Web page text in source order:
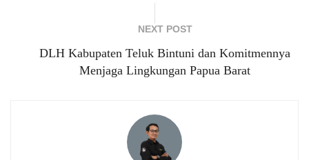
NEXT POST
DLH Kabupaten Teluk Bintuni dan Komitmennya
Menjaga Lingkungan Papua Barat